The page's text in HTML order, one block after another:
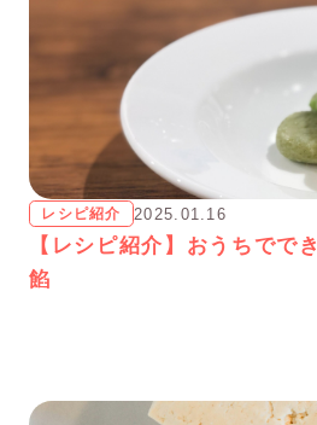
レシピ紹介 2025.01.16
【レシピ紹介】おうちでで
餡